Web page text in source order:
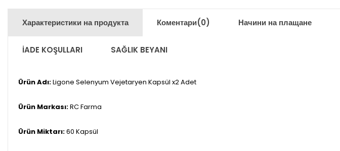
Характеристики на продукта Коментари(0) Начини на плащане
İADE KOŞULLARI SAĞLIK BEYANI
Ürün Adı:Ligone Selenyum Vejetaryen Kapsül x2 Adet
Ürün Markası:RC Farma
Ürün Miktarı:60 Kapsül